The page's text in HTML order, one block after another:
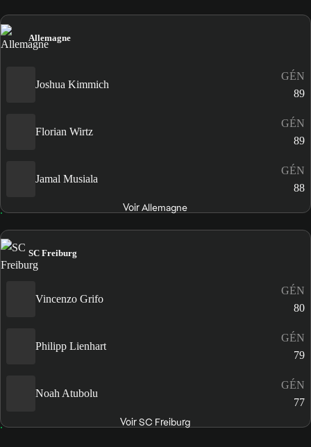
Allemagne
Joshua Kimmich
GÉN
89
Florian Wirtz
GÉN
89
Jamal Musiala
GÉN
88
Voir Allemagne
SC Freiburg
Vincenzo Grifo
GÉN
80
Philipp Lienhart
GÉN
79
Noah Atubolu
GÉN
77
Voir SC Freiburg